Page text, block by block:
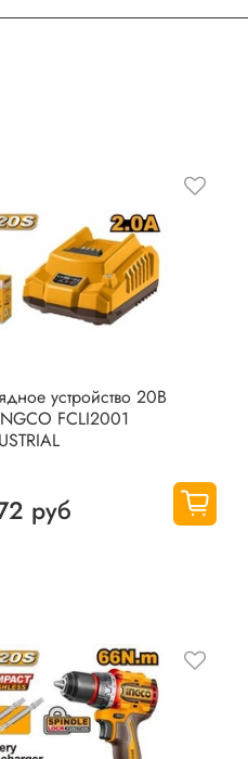
устройство 20В
FCLI2001
руб